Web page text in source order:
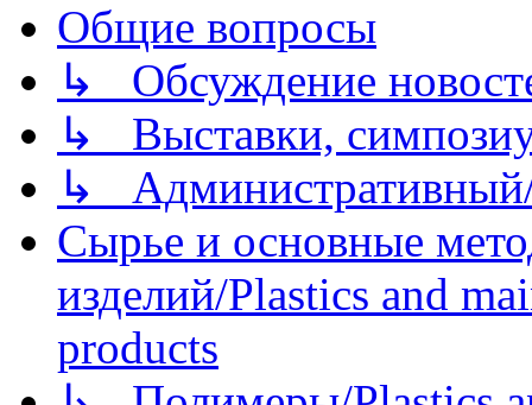
Общие вопросы
↳ Обсуждение
↳ Выставки,
↳
Сырье и основные
изделий/Plastics and
products